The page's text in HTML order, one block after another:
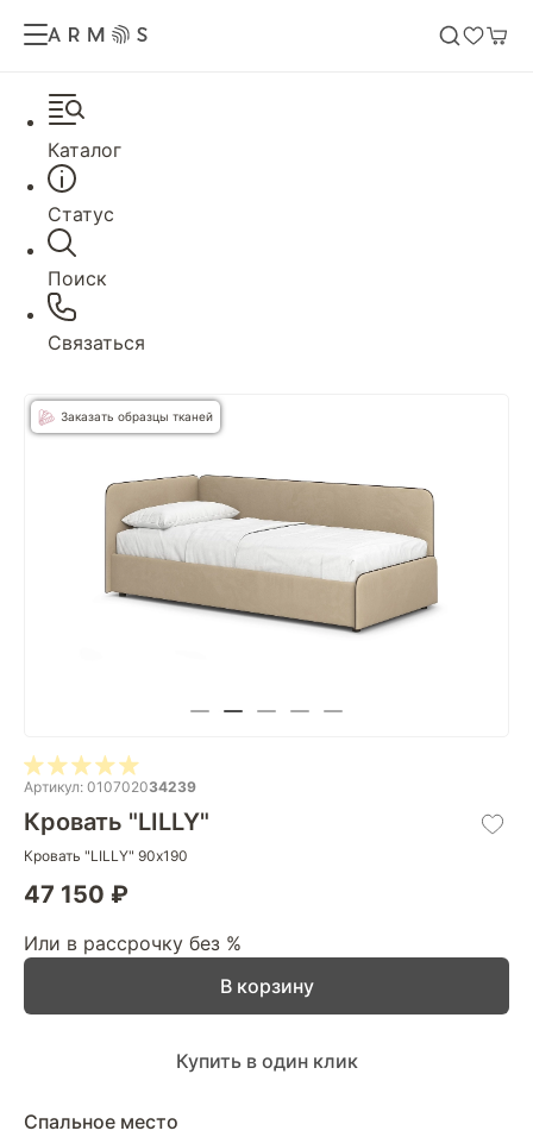
Каталог
Статус
Поиск
Связаться
Заказать образцы тканей
Артикул: 010702034239
Кровать "LILLY"
Кровать "LILLY" 90х190
47 150 ₽
Или в рассрочку без %
Спальное место
В корзину
Купить в один клик